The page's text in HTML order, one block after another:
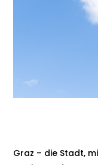
Graz – die Stadt,